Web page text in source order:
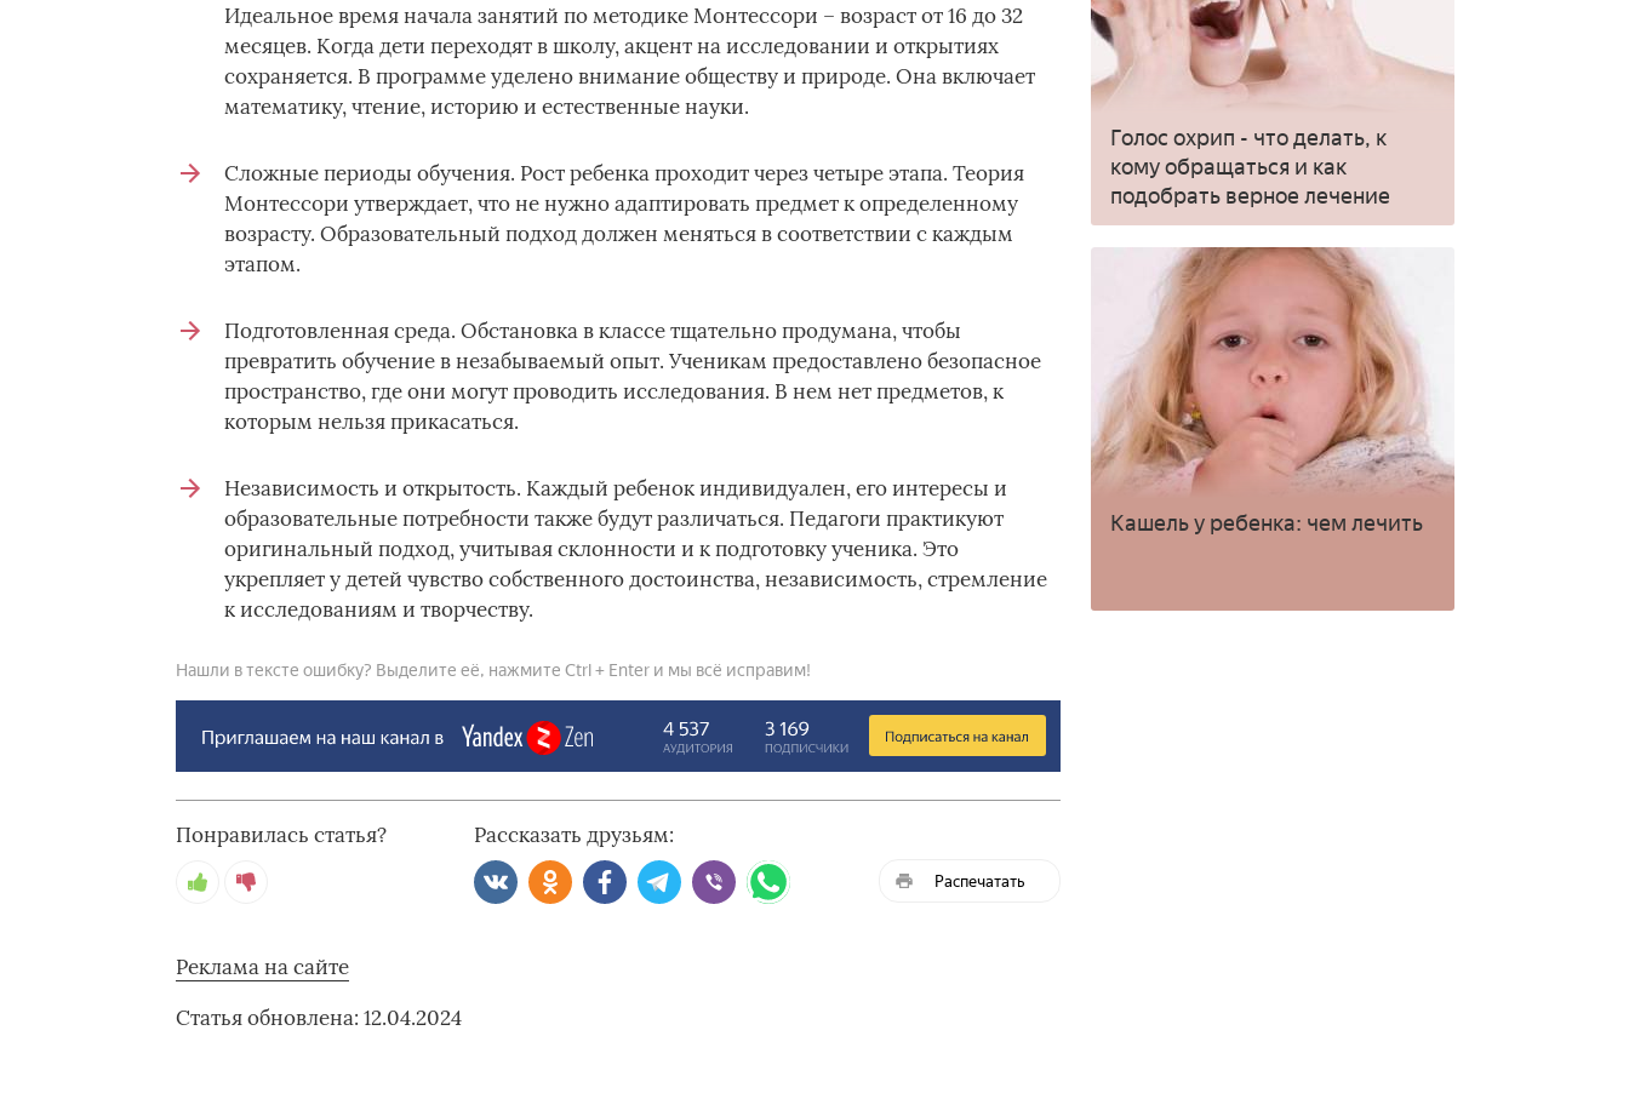
Идеальное время начала занятий по методике Монтессори – возраст от 16 до 32
месяцев. Когда дети переходят в школу, акцент на исследовании и открытиях
сохраняется. В программе уделено внимание обществу и природе. Она включает
математику, чтение, историю и естественные науки.
Сложные периоды обучения. Рост ребенка проходит через четыре этапа. Теория
Монтессори утверждает, что не нужно адаптировать предмет к определенному
возрасту. Образовательный подход должен меняться в соответствии с каждым
этапом.
Подготовленная среда. Обстановка в классе тщательно продумана, чтобы
превратить обучение в незабываемый опыт. Ученикам предоставлено безопасное
пространство, где они могут проводить исследования. В нем нет предметов, к
которым нельзя прикасаться.
Независимость и открытость. Каждый ребенок индивидуален, его интересы и
образовательные потребности также будут различаться. Педагоги практикуют
оригинальный подход, учитывая склонности и к подготовку ученика. Это
укрепляет у детей чувство собственного достоинства, независимость, стремление
к исследованиям и творчеству.
Нашли в тексте ошибку? Выделите её, нажмите Ctrl + Enter и мы всё исправим!
Понравилась статья? Рассказать друзьям:
Распечатать
Реклама на сайте
Статья обновлена: 12.04.2024
Голос охрип - что делать, к
кому обращаться и как
подобрать верное лечение
Кашель у ребенка: чем лечить